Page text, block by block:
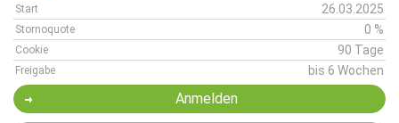
Start 26.03.2025
Stornoquote 0 %
Cookie 90 Tage
Freigabe bis 6 Wochen
Anmelden